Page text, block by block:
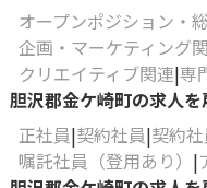
オープンポジション・
企画・マーケティング
クリエイティブ関連 専
胆沢郡金ケ崎町の求人
正社員 契約社員 契約社
嘱託社員（登用あり）